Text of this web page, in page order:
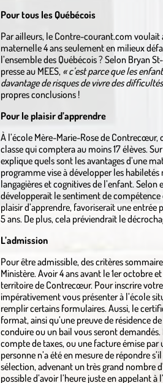
Pour tous les Québécois
Par ailleurs, le Contre-courant.com voulait
maternelle 4 ans seulement en milieux
l’ensemble des Québécois ? Selon Bryan
presse au MEES, « c’est parce que les
davantage de risques de vivre des
propres conclusions !
Pour le plaisir d’apprendre
À l’école Mère-Marie-Rose de Contrecœur,
classe qui comptera au moins 17 élèves.
explique quels sont les avantages d’une
programme vise à développer les
langagières et cognitives de l’enfant.
développerait le sentiment de
plaisir d’apprendre, favoriserait une
5 ans. De plus, cela préviendrait le
L’admission
Pour être admissible, des critères
Ministère. Avoir 4 ans avant le 1er octobre
territoire de Contrecœur. Pour inscrire
impérativement vous présenter à l’école
remplir certains formulaires. Aussi, le
format, ainsi qu’une preuve de résidence
conduire ou un bail vous seront
compte de taxes, ou une facture émise
personne n’a été en mesure de répondre
sélection, advenant un très grand nombre
possible d’avoir l’heure juste en appelant à